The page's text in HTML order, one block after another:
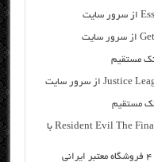
دانلود رایگان فیلم خارجی Resident Evil The Final Chapter 2017 با